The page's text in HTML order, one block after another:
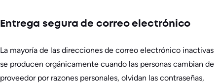
Entrega segura de correo electrónico
La mayoría de las direcciones de correo electrónico inactivas
se producen orgánicamente cuando las personas cambian de
proveedor por razones personales, olvidan las contraseñas,